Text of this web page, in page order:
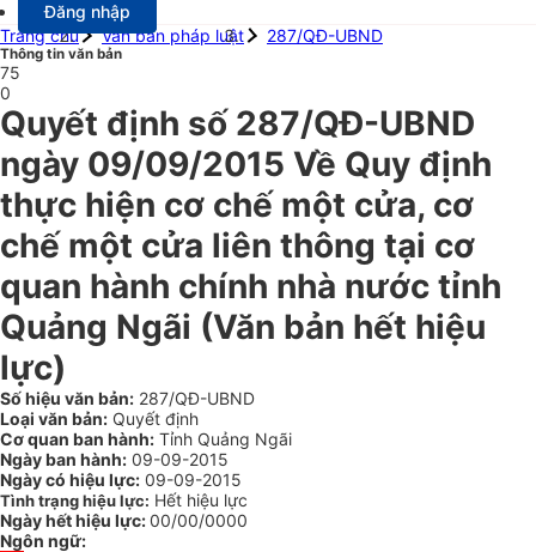
Đăng nhập
Trang chủ
Văn bản pháp luật 287/QĐ-UBND
Thông tin văn bản
75
0
Quyết định số 287/QĐ-UBND
ngày 09/09/2015 Về Quy định
thực hiện cơ chế một cửa, cơ
chế một cửa liên thông tại cơ
quan hành chính nhà nước tỉnh
Quảng Ngãi (Văn bản hết hiệu
lực)
Số hiệu văn bản: 287/QĐ-UBND
Loại văn bản: Quyết định
Cơ quan ban hành: Tỉnh Quảng Ngãi
Ngày ban hành: 09-09-2015
Ngày có hiệu lực: 09-09-2015
Tình trạng hiệu lực: Hết hiệu lực
Ngày hết hiệu lực:00/00/0000
Ngôn ngữ: